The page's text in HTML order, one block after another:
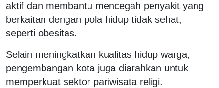
aktif dan membantu mencegah penyakit yang
berkaitan dengan pola hidup tidak sehat,
seperti obesitas.
Selain meningkatkan kualitas hidup warga,
pengembangan kota juga diarahkan untuk
memperkuat sektor pariwisata religi.